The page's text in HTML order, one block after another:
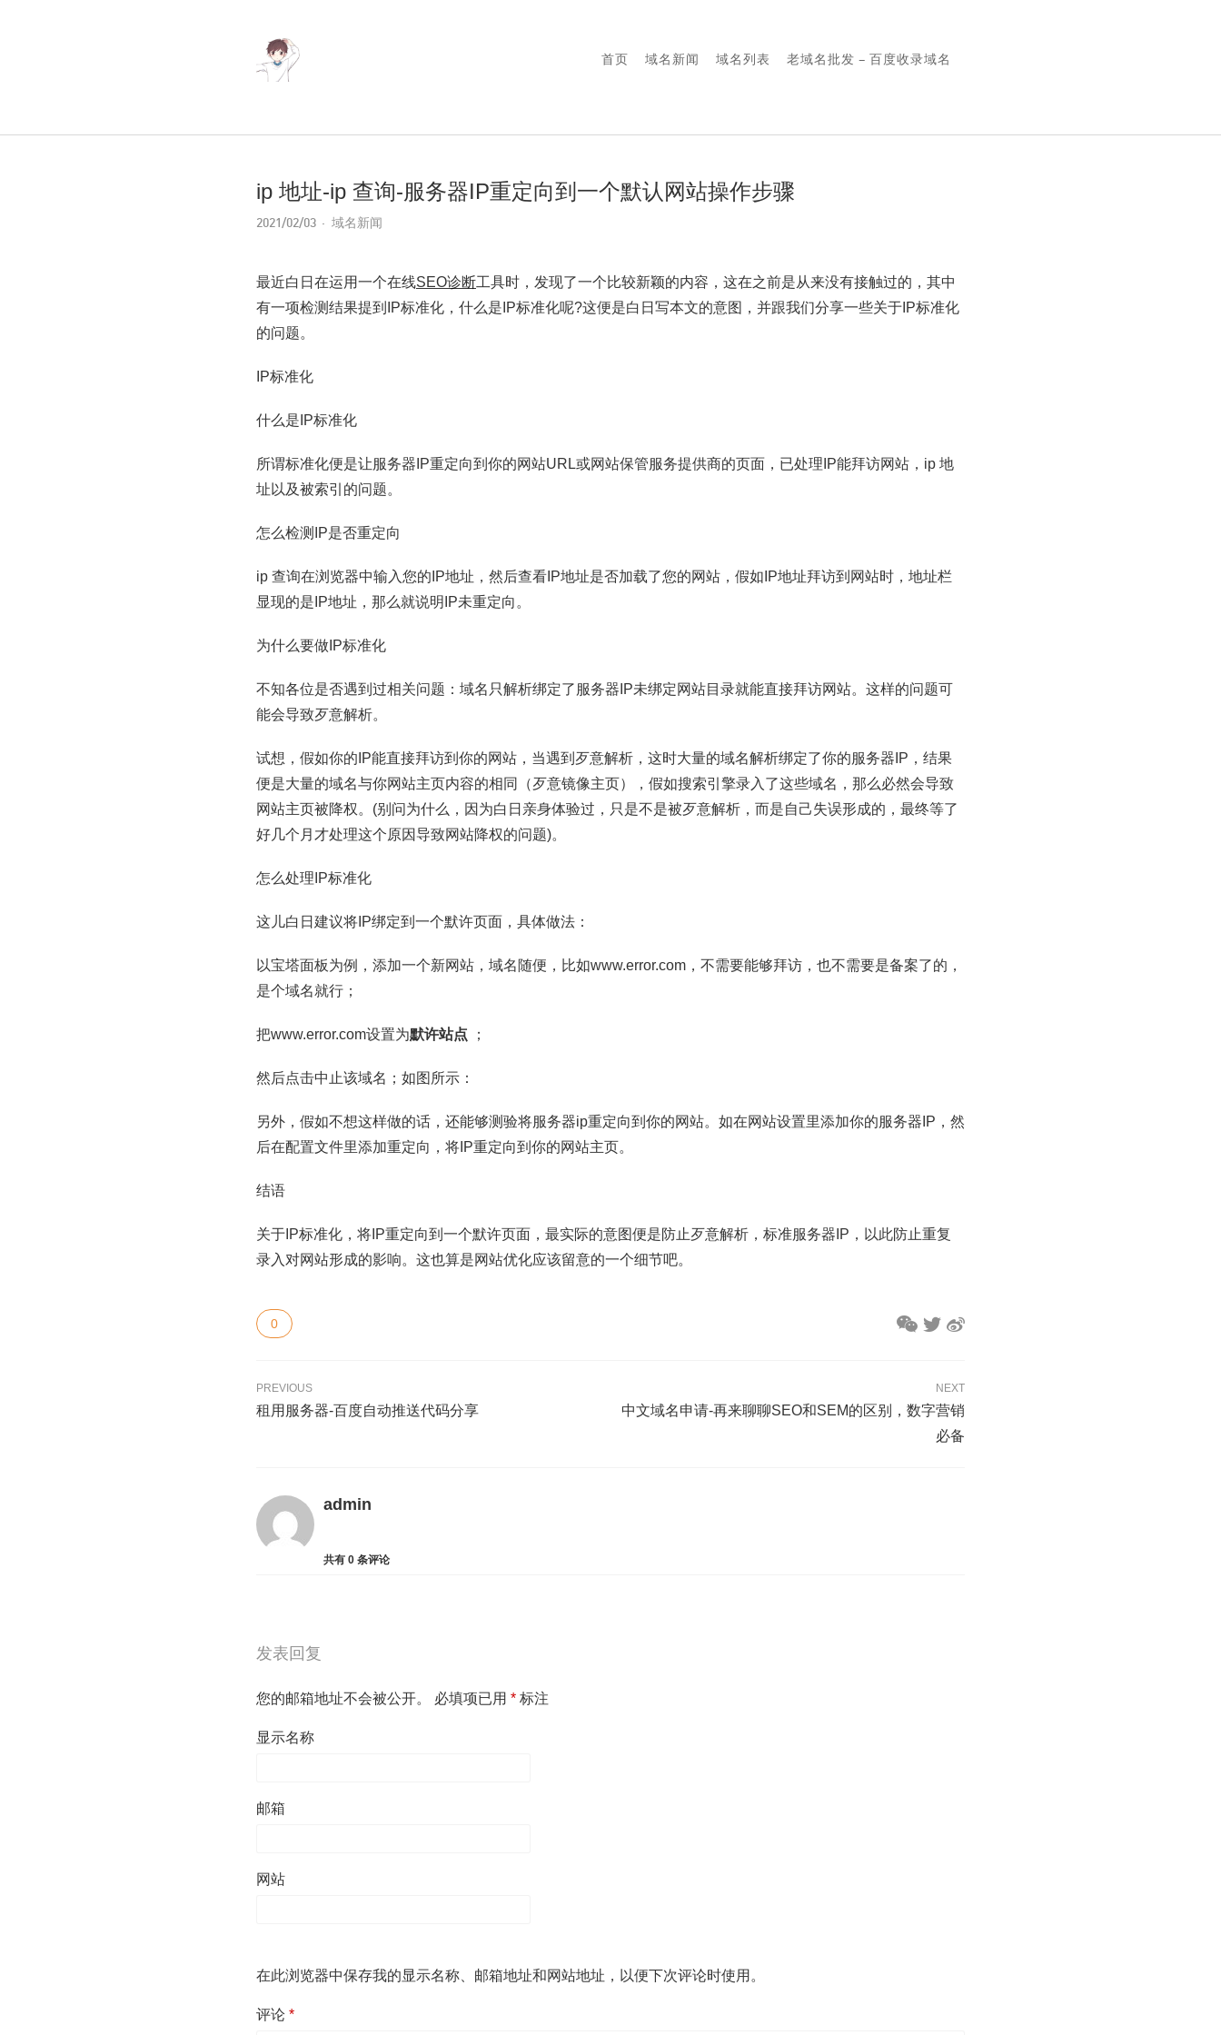
首页 域名新闻 域名列表 老域名批发 – 百度收录域名
ip 地址-ip 查询-服务器IP重定向到一个默认网站操作步骤
2021/02/03 域名新闻
最近白日在运用一个在线SEO诊断工具时，发现了一个比较新颖的内容，这在之前是从来没有接触过的，其中
有一项检测结果提到IP标准化，什么是IP标准化呢?这便是白日写本文的意图，并跟我们分享一些关于IP标准化
的问题。
IP标准化
什么是IP标准化
所谓标准化便是让服务器IP重定向到你的网站URL或网站保管服务提供商的页面，已处理IP能拜访网站，ip 地
址以及被索引的问题。
怎么检测IP是否重定向
ip 查询在浏览器中输入您的IP地址，然后查看IP地址是否加载了您的网站，假如IP地址拜访到网站时，地址栏
显现的是IP地址，那么就说明IP未重定向。
为什么要做IP标准化
不知各位是否遇到过相关问题：域名只解析绑定了服务器IP未绑定网站目录就能直接拜访网站。这样的问题可
能会导致歹意解析。
试想，假如你的IP能直接拜访到你的网站，当遇到歹意解析，这时大量的域名解析绑定了你的服务器IP，结果
便是大量的域名与你网站主页内容的相同（歹意镜像主页），假如搜索引擎录入了这些域名，那么必然会导致
网站主页被降权。(别问为什么，因为白日亲身体验过，只是不是被歹意解析，而是自己失误形成的，最终等了
好几个月才处理这个原因导致网站降权的问题)。
怎么处理IP标准化
这儿白日建议将IP绑定到一个默许页面，具体做法：
以宝塔面板为例，添加一个新网站，域名随便，比如www.error.com，不需要能够拜访，也不需要是备案了的，
是个域名就行；
把www.error.com设置为默许站点 ；
然后点击中止该域名；如图所示：
另外，假如不想这样做的话，还能够测验将服务器ip重定向到你的网站。如在网站设置里添加你的服务器IP，然
后在配置文件里添加重定向，将IP重定向到你的网站主页。
结语
关于IP标准化，将IP重定向到一个默许页面，最实际的意图便是防止歹意解析，标准服务器IP，以此防止重复
录入对网站形成的影响。这也算是网站优化应该留意的一个细节吧。
0
PREVIOUS
租用服务器-百度自动推送代码分享
NEXT
中文域名申请-再来聊聊SEO和SEM的区别，数字营销
必备
admin
共有 0 条评论
发表回复
您的邮箱地址不会被公开。 必填项已用 * 标注
显示名称
邮箱
网站
在此浏览器中保存我的显示名称、邮箱地址和网站地址，以便下次评论时使用。
评论 *